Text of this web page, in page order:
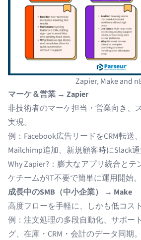
Zapier, Make and
マーケ＆営業 → Zapier
非技術者のマーケ担当・営業向き、
実現。
例：Facebook広告リードをCRM転送
Mailchimp追加、新規顧客時にSlack通
Why Zapier?：膨大なアプリ統合とテ
ケチームがIT不要で簡単に運用開始。
成長中のSMB（中小企業） → Make
高度フローを手軽に、しかも低コス
例：注文処理の多段自動化、サポー
グ、在庫・CRM・会計のデータ同期。